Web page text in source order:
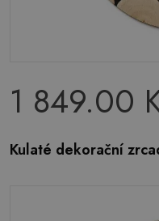
1 849.00
Kulaté dekorační